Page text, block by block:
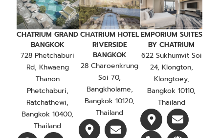
CHATRIUM GRAND
BANGKOK
728 Phetchaburi
Rd, Khwaeng
Thanon
Phetchaburi,
Ratchathewi,
Bangkok 10400,
Thailand
CHATRIUM HOTEL
RIVERSIDE
BANGKOK
28 Charoenkrung
Soi 70,
Bangkholame,
Bangkok 10120,
Thailand
EMPORIUM SUITES
BY CHATRIUM
622 Sukhumvit Soi
24, Klongton,
Klongtoey,
Bangkok 10110,
Thailand